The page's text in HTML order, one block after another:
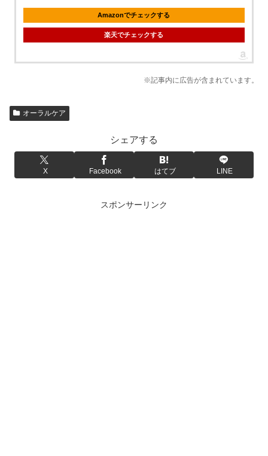
Amazonでチェックする
楽天でチェックする
※記事内に広告が含まれています。
オーラルケア
シェアする
X Facebook はてブ LINE
スポンサーリンク